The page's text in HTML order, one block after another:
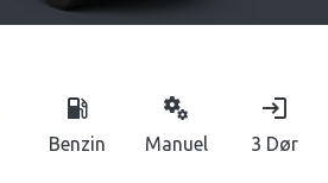
local_gas_station
Benzin
miscellaneous_services
Manuel
login
3 Dør